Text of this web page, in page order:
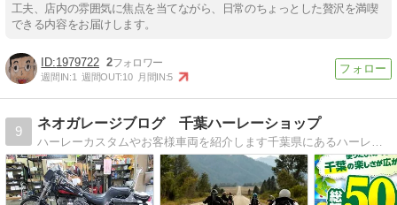
工夫、店内の雰囲気に焦点を当てながら、日常のちょっとした贅沢を満喫
できる内容をお届けします。
1979722 2
週間IN:1 週間OUT:10 月間IN:5
9
ネオガレージブログ 千葉ハーレーショップ
ハーレーカスタムやお客様車両を紹介します千葉県にあるハーレーダビッドソン専門カスタムショップ「ネオガレージ」の日々